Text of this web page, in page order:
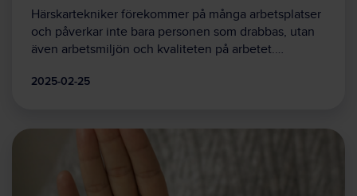
Härskartekniker förekommer på många arbetsplatser
och påverkar inte bara personen som drabbas, utan
även arbetsmiljön och kvaliteten på arbetet.…
2025-02-25